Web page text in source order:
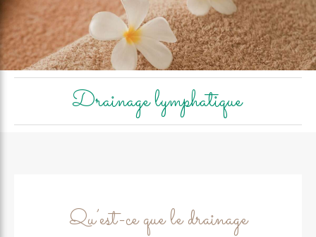
Drainage lymphatique
Qu’est-ce que le drainage